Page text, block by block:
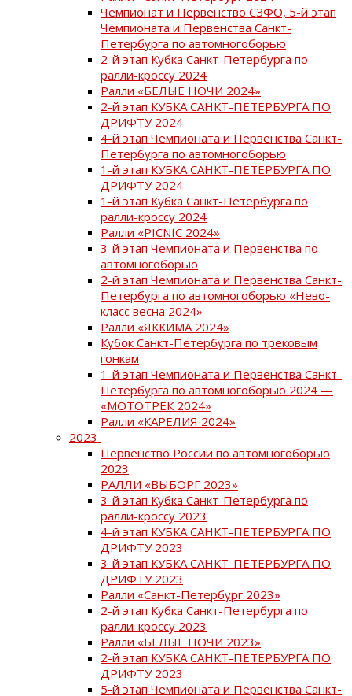
Чемпионат и Первенство СЗФО, 5-й этап
Чемпионата и Первенства Санкт-
Петербурга по автомногоборью
2-й этап Кубка Санкт-Петербурга по
ралли-кроссу 2024
Ралли «БЕЛЫЕ НОЧИ 2024»
2-й этап КУБКА САНКТ-ПЕТЕРБУРГА ПО
ДРИФТУ 2024
4-й этап Чемпионата и Первенства Санкт-
Петербурга по автомногоборью
1-й этап КУБКА САНКТ-ПЕТЕРБУРГА ПО
ДРИФТУ 2024
1-й этап Кубка Санкт-Петербурга по
ралли-кроссу 2024
Ралли «PICNIC 2024»
3-й этап Чемпионата и Первенства по
автомногоборью
2-й этап Чемпионата и Первенства Санкт-
Петербурга по автомногоборью «Нево-
класс весна 2024»
Ралли «ЯККИМА 2024»
Кубок Санкт-Петербурга по трековым
гонкам
1-й этап Чемпионата и Первенства Санкт-
Петербурга по автомногоборью 2024 —
«МОТОТРЕК 2024»
Ралли «КАРЕЛИЯ 2024»
2023
Первенство России по автомногоборью
2023
РАЛЛИ «ВЫБОРГ 2023»
3-й этап Кубка Санкт-Петербурга по
ралли-кроссу 2023
4-й этап КУБКА САНКТ-ПЕТЕРБУРГА ПО
ДРИФТУ 2023
3-й этап КУБКА САНКТ-ПЕТЕРБУРГА ПО
ДРИФТУ 2023
Ралли «Санкт-Петербург 2023»
2-й этап Кубка Санкт-Петербурга по
ралли-кроссу 2023
Ралли «БЕЛЫЕ НОЧИ 2023»
2-й этап КУБКА САНКТ-ПЕТЕРБУРГА ПО
ДРИФТУ 2023
5-й этап Чемпионата и Первенства Санкт-